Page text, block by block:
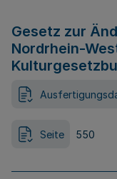
Gesetz zur
Nordrhein-
Seite 550